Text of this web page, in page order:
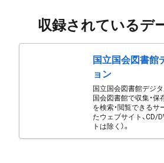
収録されているデ
国立国会図書館
ョン
国立国会図書館デジ
国会図書館で収集・
を検索・閲覧できるサ
たウェブサイト、CD/
トは除く）。